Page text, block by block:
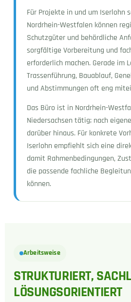
Für Projekte in und um Iserlohn
Nordrhein-Westfalen können
Schutzgüter und behördliche
sorgfältige Vorbereitung und
erforderlich machen. Gerade im
Trassenführung, Bauablauf,
und Abstimmungen oft eng
Das Büro ist in Nordrhein-
Niedersachsen tätig; nach
darüber hinaus. Für konkrete
Iserlohn empfiehlt sich eine
damit Rahmenbedingungen,
die passende fachliche
können.
Arbeitsweise
STRUKTURIERT,
LÖSUNGSORIENTIERT